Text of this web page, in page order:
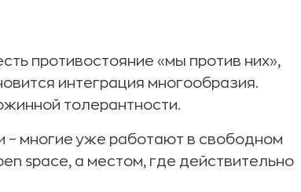
противостояние «мы против них»,
интеграция многообразия.
толерантности.
– многие уже работают в свободном
space, а местом, где действительно